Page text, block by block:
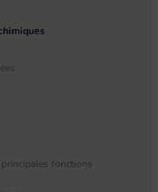
fonctions